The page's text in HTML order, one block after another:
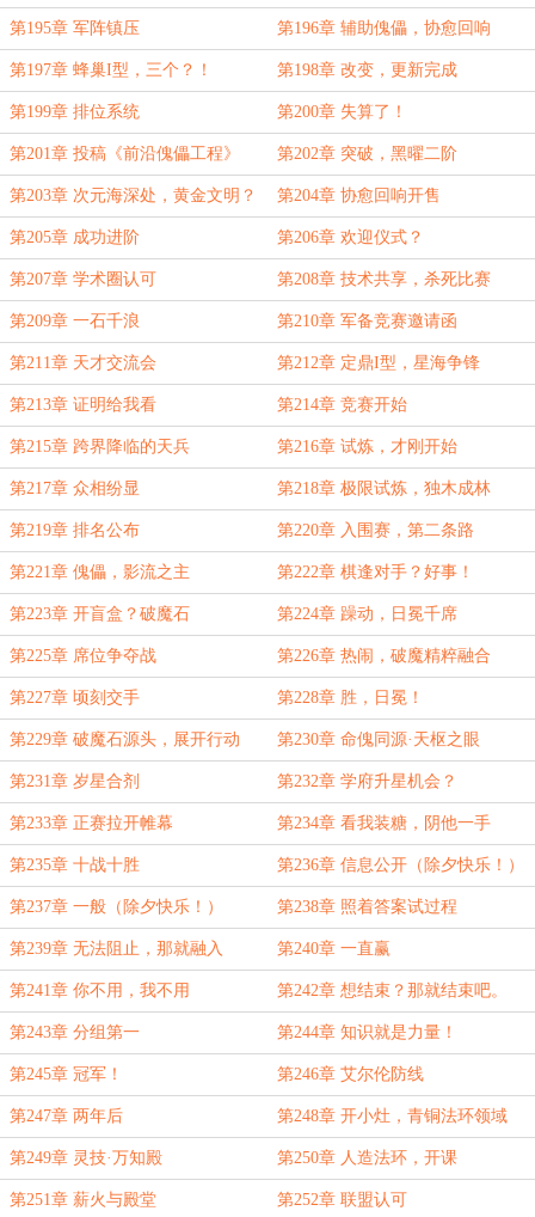
第195章 军阵镇压 第196章 辅助傀儡，协愈回响
第197章 蜂巢I型，三个？！ 第198章 改变，更新完成
第199章 排位系统 第200章 失算了！
第201章 投稿《前沿傀儡工程》 第202章 突破，黑曜二阶
第203章 次元海深处，黄金文明？ 第204章 协愈回响开售
第205章 成功进阶 第206章 欢迎仪式？
第207章 学术圈认可 第208章 技术共享，杀死比赛
第209章 一石千浪 第210章 军备竞赛邀请函
第211章 天才交流会 第212章 定鼎I型，星海争锋
第213章 证明给我看 第214章 竞赛开始
第215章 跨界降临的天兵 第216章 试炼，才刚开始
第217章 众相纷显 第218章 极限试炼，独木成林
第219章 排名公布 第220章 入围赛，第二条路
第221章 傀儡，影流之主 第222章 棋逢对手？好事！
第223章 开盲盒？破魔石 第224章 躁动，日冕千席
第225章 席位争夺战 第226章 热闹，破魔精粹融合
第227章 顷刻交手 第228章 胜，日冕！
第229章 破魔石源头，展开行动 第230章 命傀同源·天枢之眼
第231章 岁星合剂 第232章 学府升星机会？
第233章 正赛拉开帷幕 第234章 看我装糖，阴他一手
第235章 十战十胜 第236章 信息公开（除夕快乐！）
第237章 一般（除夕快乐！） 第238章 照着答案试过程
第239章 无法阻止，那就融入 第240章 一直赢
第241章 你不用，我不用 第242章 想结束？那就结束吧。
第243章 分组第一 第244章 知识就是力量！
第245章 冠军！ 第246章 艾尔伦防线
第247章 两年后 第248章 开小灶，青铜法环领域
第249章 灵技·万知殿 第250章 人造法环，开课
第251章 薪火与殿堂 第252章 联盟认可